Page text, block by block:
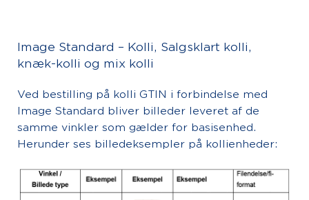
Image Standard – Kolli, Salgsklart kolli,
knæk-kolli og mix kolli
Ved bestilling på kolli GTIN i forbindelse med
Image Standard bliver billeder leveret af de
samme vinkler som gælder for basisenhed.
Herunder ses billedeksempler på kollienheder: